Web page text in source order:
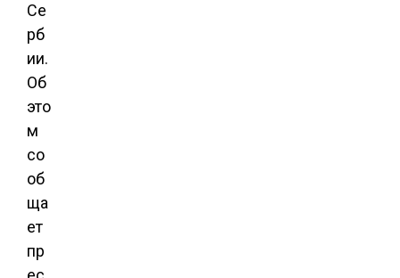
Се
рб
ии.
Об
это
м
со
об
ща
ет
пр